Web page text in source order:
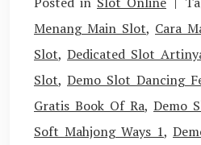
Menang Main Slot, Cara
Slot, Dedicated Slot
Slot, Demo Slot Dancing
Gratis Book Of Ra, Demo
Soft Mahjong Ways 1,